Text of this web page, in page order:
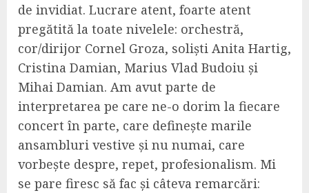
de invidiat. Lucrare atent, foarte atent
pregătită la toate nivelele: orchestră,
cor/dirijor Cornel Groza, soliști Anita Hartig,
Cristina Damian, Marius Vlad Budoiu și
Mihai Damian. Am avut parte de
interpretarea pe care ne-o dorim la fiecare
concert în parte, care definește marile
ansambluri vestive și nu numai, care
vorbește despre, repet, profesionalism. Mi
se pare firesc să fac și câteva remarcări: